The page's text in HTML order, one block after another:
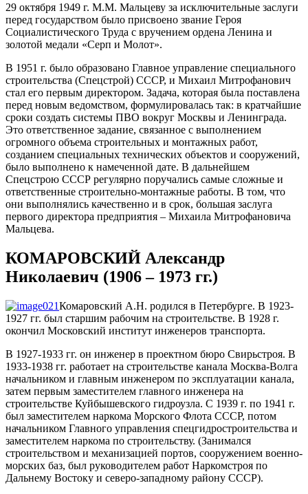
29 октября 1949 г. М.М. Мальцеву за исключительные заслуги
перед государством было присвоено звание Героя
Социалистического Труда с вручением ордена Ленина и
золотой медали «Серп и Молот».
В 1951 г. было образовано Главное управление специального
строительства (Спецстрой) СССР, и Михаил Митрофанович
стал его первым директором. Задача, которая была поставлена
перед новым ведомством, формулировалась так: в кратчайшие
сроки создать системы ПВО вокруг Москвы и Ленинграда.
Это ответственное задание, связанное с выполнением
огромного объема строительных и монтажных работ,
созданием специальных технических объектов и сооружений,
было выполнено к намеченной дате. В дальнейшем
Спецстрою СССР регулярно поручались самые сложные и
ответственные строительно-монтажные работы. В том, что
они выполнялись качественно и в срок, большая заслуга
первого директора предприятия – Михаила Митрофановича
Мальцева.
КОМАРОВСКИЙ Александр
Николаевич (1906 – 1973 гг.)
Комаровский А.Н. родился в Петербурге. В 1923-
1927 гг. был старшим рабочим на строительстве. В 1928 г.
окончил Московский институт инженеров транспорта.
В 1927-1933 гг. он инженер в проектном бюро Свирьстроя. В
1933-1938 гг. работает на строительстве канала Москва-Волга
начальником и главным инженером по эксплуатации канала,
затем первым заместителем главного инженера на
строительстве Куйбышевского гидроузла. С 1939 г. по 1941 г.
был заместителем наркома Морского Флота СССР, потом
начальником Главного управления спецгидростроительства и
заместителем наркома по строительству. (Занимался
строительством и механизацией портов, сооружением военно-
морских баз, был руководителем работ Наркомстроя по
Дальнему Востоку и северо-западному району СССР).